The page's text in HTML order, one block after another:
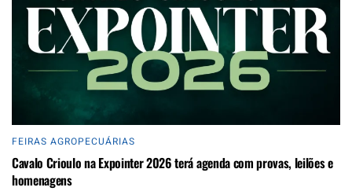
FEIRAS AGROPECUÁRIAS
Cavalo Crioulo na Expointer 2026 terá agenda com provas, leilões e
homenagens